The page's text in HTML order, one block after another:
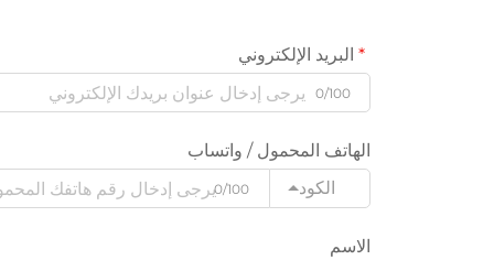
البريد الإلكتروني
0/100
الهاتف المحمول / واتساب
الكود
0/100
الاسم